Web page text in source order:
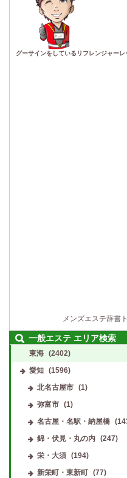
グーサインをしているリフレンジャー
メンズエステ辞書
一般エステ エリア検索
東海 (2402)
愛知 (1596)
北名古屋市
(1)
弥富市
(1)
名古屋・名駅・納屋橋
錦・伏見・丸の内
(247)
栄・大須
(194)
新栄町・東新町
(77)